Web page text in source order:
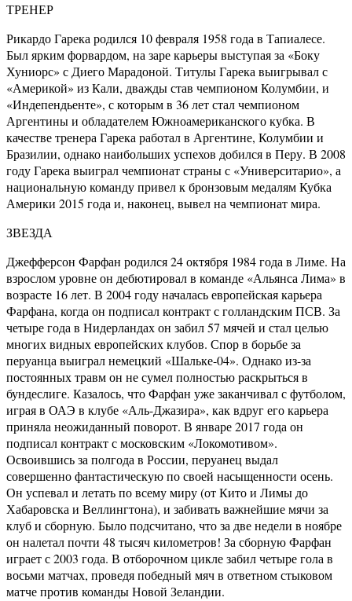
ТРЕНЕР
Рикардо Гарека родился 10 февраля 1958 года в Тапиалесе.
Был ярким форвардом, на заре карьеры выступая за «Боку
Хуниорс» с Диего Марадоной. Титулы Гарека выигрывал с
«Америкой» из Кали, дважды став чемпионом Колумбии, и
«Индепендьенте», с которым в 36 лет стал чемпионом
Аргентины и обладателем Южноамериканского кубка. В
качестве тренера Гарека работал в Аргентине, Колумбии и
Бразилии, однако наибольших успехов добился в Перу. В 2008
году Гарека выиграл чемпионат страны с «Университарио», а
национальную команду привел к бронзовым медалям Кубка
Америки 2015 года и, наконец, вывел на чемпионат мира.
ЗВЕЗДА
Джефферсон Фарфан родился 24 октября 1984 года в Лиме. На
взрослом уровне он дебютировал в команде «Альянса Лима» в
возрасте 16 лет. В 2004 году началась европейская карьера
Фарфана, когда он подписал контракт с голландским ПСВ. За
четыре года в Нидерландах он забил 57 мячей и стал целью
многих видных европейских клубов. Спор в борьбе за
перуанца выиграл немецкий «Шальке-04». Однако из-за
постоянных травм он не сумел полностью раскрыться в
бундеслиге. Казалось, что Фарфан уже заканчивал с футболом,
играя в ОАЭ в клубе «Аль-Джазира», как вдруг его карьера
приняла неожиданный поворот. В январе 2017 года он
подписал контракт с московским «Локомотивом».
Освоившись за полгода в России, перуанец выдал
совершенно фантастическую по своей насыщенности осень.
Он успевал и летать по всему миру (от Кито и Лимы до
Хабаровска и Веллингтона), и забивать важнейшие мячи за
клуб и сборную. Было подсчитано, что за две недели в ноябре
он налетал почти 48 тысяч километров! За сборную Фарфан
играет с 2003 года. В отборочном цикле забил четыре гола в
восьми матчах, проведя победный мяч в ответном стыковом
матче против команды Новой Зеландии.